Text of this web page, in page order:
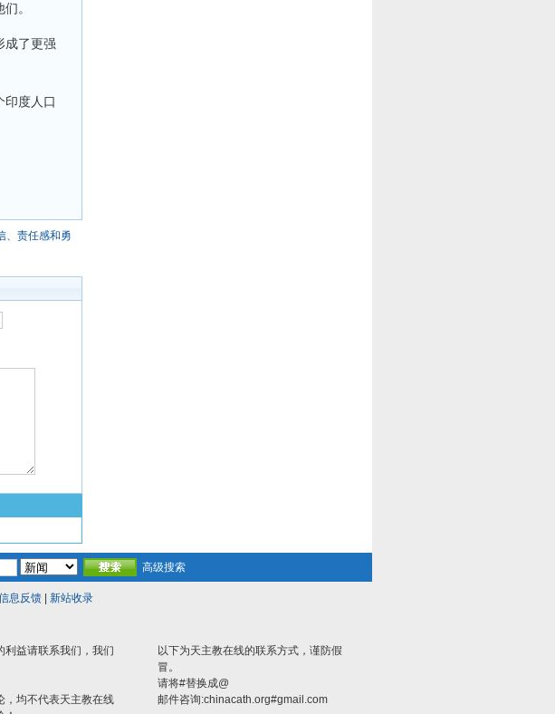
。
成了更强
印度人口
、责任感和勇
高级搜索
息反馈| 新站收录
利益请联系我们，我们
，均不代表天主教在线
以下为天主教在线的联系方式，谨防假
冒。
请将#替换成@
邮件咨询:chinacath.org#gmail.com